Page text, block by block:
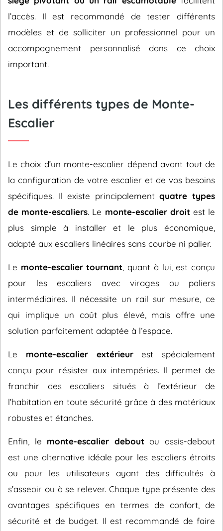
l’accès. Il est recommandé de tester différents
modèles et de solliciter un professionnel pour un
accompagnement personnalisé dans ce choix
important.
Les différents types de Monte-
Escalier
Le choix d’un monte-escalier dépend avant tout de
la configuration de votre escalier et de vos besoins
spécifiques. Il existe principalementquatre types
de monte-escaliers. Le monte-escalier droit est le
plus simple à installer et le plus économique,
adapté aux escaliers linéaires sans courbe ni palier.
Le monte-escalier tournant , quant à lui, est conçu
pour les escaliers avec virages ou paliers
intermédiaires. Il nécessite un rail sur mesure, ce
qui implique un coût plus élevé, mais offre une
solution parfaitement adaptée à l’espace.
Le monte-escalier extérieurest spécialement
conçu pour résister aux intempéries. Il permet de
franchir des escaliers situés à l’extérieur de
l’habitation en toute sécurité grâce à des matériaux
robustes et étanches.
Enfin, le monte-escalier debout ou assis-debout
est une alternative idéale pour les escaliers étroits
ou pour les utilisateurs ayant des difficultés à
s’asseoir ou à se relever. Chaque type présente des
avantages spécifiques en termes de confort, de
sécurité et de budget. Il est recommandé de faire